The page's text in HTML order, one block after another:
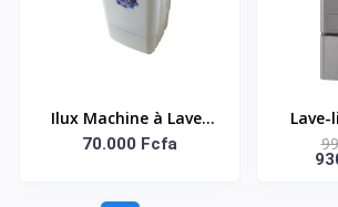
Ilux Machine à Laver
Semi-Auto – 8Kg – LX-
70.000 Fcfa
Lave-